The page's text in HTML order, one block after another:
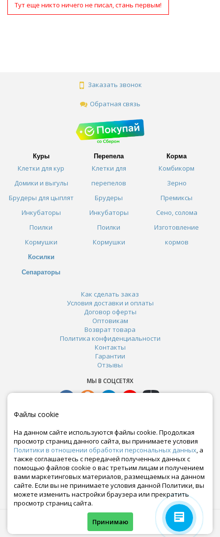
Тут еще никто ничего не писал, стань первым!
Заказать звонок
Обратная связь
Куры
Клетки для кур
Домики и выгулы
Брудеры для цыплят
Инкубаторы
Поилки
Кормушки
Косилки
Сепараторы
Перепела
Клетки для
перепелов
Брудеры
Инкубаторы
Поилки
Кормушки
Корма
Комбикорм
Зерно
Премиксы
Сено, солома
Изготовление
кормов
Как сделать заказ
Условия доставки и оплаты
Договор оферты
Оптовикам
Возврат товара
Политика конфиденциальности
Контакты
Гарантии
Отзывы
МЫ В СОЦСЕТЯХ
Почта:
crazy-ferma@yandex.ru
© Все права защищены. Информация сайта защищена законом об авторских правах.
Файлы cookie
На данном сайте используются файлы cookie. Продолжая
просмотр страниц данного сайта, вы принимаете условия
Политики в отношении обработки персональных данных, а
также соглашаетесь с передачей полученных данных с
помощью файлов cookie о вас третьим лицам и получением
вами маркетинговых материалов, размещаемых на данном
сайте. Если вы не принимаете условия данной Политики, вы
можете изменить настройки браузера или прекратить
просмотр страниц сайта.
Принимаю